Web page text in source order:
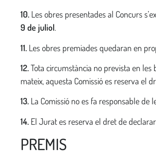
10. Les obres presentades al Concurs
9 de juliol.
11. Les obres premiades quedaran en
12.Tota circumstància no prevista en les
mateix, aquesta Comissió es reserva el
13. La Comissió no es fa responsable de
14. El Jurat es reserva el dret de
PREMIS